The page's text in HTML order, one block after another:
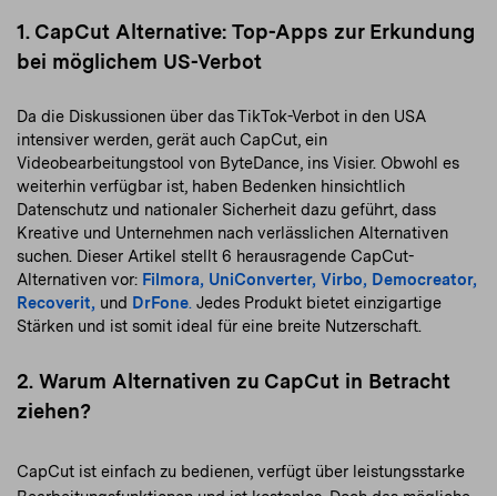
1. CapCut Alternative: Top-Apps zur Erkundung
bei möglichem US-Verbot
Da die Diskussionen über das TikTok-Verbot in den USA
intensiver werden, gerät auch CapCut, ein
Videobearbeitungstool von ByteDance, ins Visier. Obwohl es
weiterhin verfügbar ist, haben Bedenken hinsichtlich
Datenschutz und nationaler Sicherheit dazu geführt, dass
Kreative und Unternehmen nach verlässlichen Alternativen
suchen. Dieser Artikel stellt 6 herausragende CapCut-
Alternativen vor: Filmora, UniConverter, Virbo, Democreator,
Recoverit, und DrFone. Jedes Produkt bietet einzigartige
Stärken und ist somit ideal für eine breite Nutzerschaft.
2. Warum Alternativen zu CapCut in Betracht
ziehen?
CapCut ist einfach zu bedienen, verfügt über leistungsstarke